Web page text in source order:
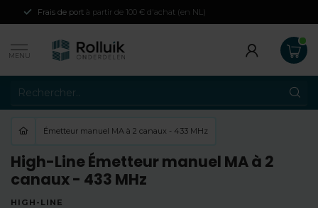
Frais de port à partir de 100 € d'achat (en NL)
MENU
Émetteur manuel MA à 2 canaux - 433 MHz
High-Line Émetteur manuel MA à 2
canaux - 433 MHz
HIGH-LINE